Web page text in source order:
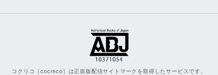
コクリコ［cocreco］は正規版配信サイトマークを取得したサービスです。